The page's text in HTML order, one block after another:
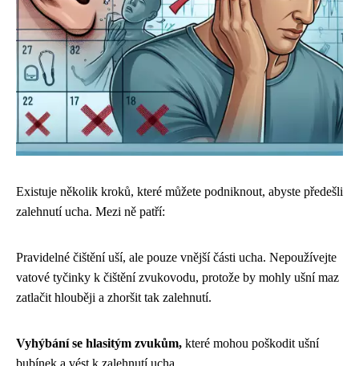
Existuje několik kroků, které můžete podniknout, abyste předešli
zalehnutí ucha. Mezi ně patří:
Pravidelné čištění uší, ale pouze vnější části ucha. Nepoužívejte
vatové tyčinky k čištění zvukovodu, protože by mohly ušní maz
zatlačit hlouběji a zhoršit tak zalehnutí.
Vyhýbání se hlasitým zvukům, které mohou poškodit ušní
bubínek a vést k zalehnutí ucha.